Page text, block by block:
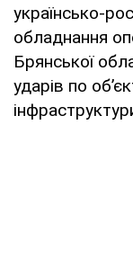
українсько-
обладнання
Брянської
ударів по